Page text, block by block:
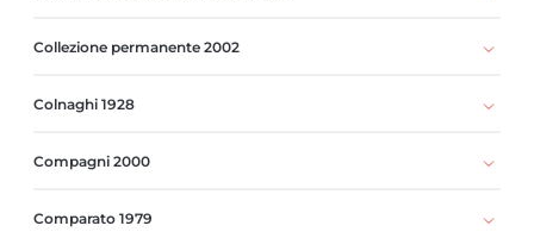
Collezione permanente 2002
Colnaghi 1928
Compagni 2000
Comparato 1979